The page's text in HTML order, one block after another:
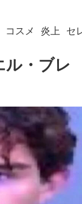
コスメ 炎上 セ
・ブレ